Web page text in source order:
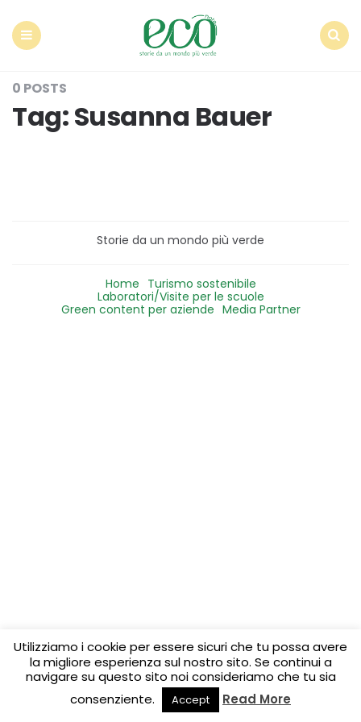
0 POSTS
Tag:Susanna Bauer
Storie da un mondo più verde
Home Turismo sostenibile
Laboratori/Visite per le scuole
Green content per aziende Media Partner
Utilizziamo i cookie per essere sicuri che tu possa avere
la migliore esperienza sul nostro sito. Se continui a
navigare su questo sito noi consideriamo che tu sia
consenziente.
Accept Read More